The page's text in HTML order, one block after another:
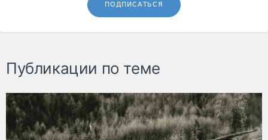
ПОДПИСАТЬСЯ
Публикации по теме